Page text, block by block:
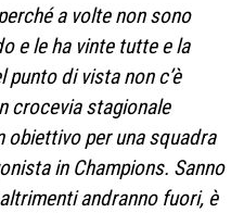
a volte non sono
e le ha vinte tutte e la
di vista non c’è
crocevia stagionale
obiettivo per una squadra
in Champions. Sanno
andranno fuori, è